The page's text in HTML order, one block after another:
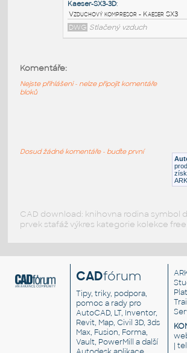
Vzduchový kompresor-
DWG Stlačený vzduch
DWG
Stlačený vzduch
Komentáře:
Nejste přihlášeni - nelze připojit komentáře
bloků
Dosud žádné komentáře - buďte první
CAD download: knihovna rodina symbol
prvek stafáž výkres kategorie kolekce
CADfórum
Tipy, triky, podpora,
pomoc a rady pro
AutoCAD, LT, Inventor,
Revit, Map, Civil 3D, 3ds
Max, Fusion, Forma,
Vault, PowerMill a další
|